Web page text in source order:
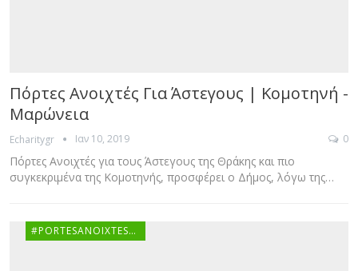
Πόρτες Ανοιχτές Για Άστεγους | Κομοτηνή -
Μαρώνεια
Echaritygr Ιαν 10, 2019 0
Πόρτες Ανοιχτές για τους Άστεγους της Θράκης και πιο
συγκεκριμένα της Κομοτηνής, προσφέρει ο Δήμος, λόγω της…
#PORTESANOIXTESGR